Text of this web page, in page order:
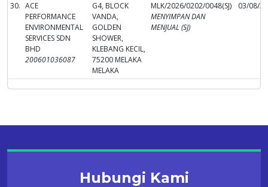
30. ACE
PERFORMANCE
ENVIRONMENTAL
SERVICES SDN
BHD
200601036087
G4, BLOCK
VANDA,
GOLDEN
SHOWER,
KLEBANG KECIL,
75200 MELAKA
MELAKA
MLK/2026/0202/0048(SJ)
MENYIMPAN DAN
MENJUAL (SJ)
03/08/
Hubungi Kami